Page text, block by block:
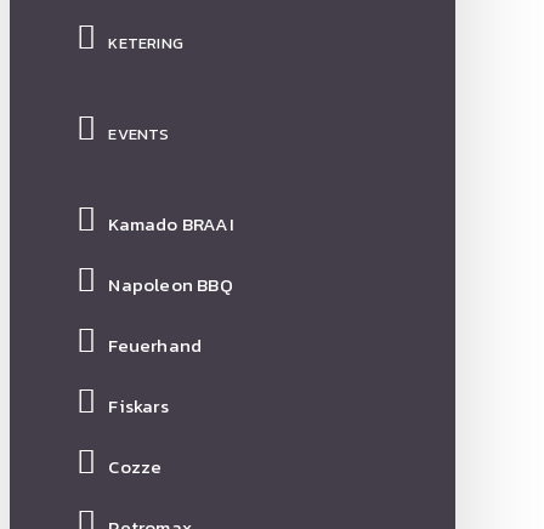
KETERING
EVENTS
Kamado BRAAI
Napoleon BBQ
Feuerhand
Fiskars
Cozze